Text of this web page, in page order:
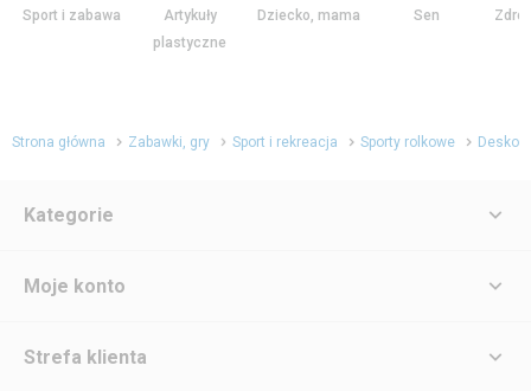
Sport i zabawa
Artykuły
plastyczne
Dziecko, mama Sen
Strona główna Zabawki, gry Sport i rekreacja Sporty rolkowe
Kategorie
Moje konto
Strefa klienta